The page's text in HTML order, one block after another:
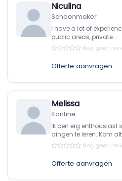
Niculina
Schoonmaker
I have a lot of
public areas, private...
Nog geen
Offerte aanvragen
Melissa
Kantine
Ik ben erg enthousiast
dingen te leren. Kom
Nog geen
Offerte aanvragen